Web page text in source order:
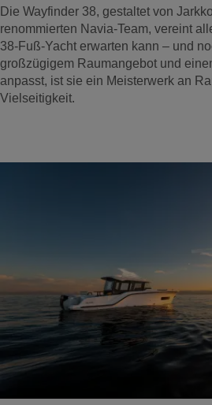
Die Wayfinder 38, gestaltet von
renommierten Navia-Team, vereint
38-Fuß-Yacht erwarten kann – und
großzügigem Raumangebot und
anpasst, ist sie ein Meisterwerk an
Vielseitigkeit.